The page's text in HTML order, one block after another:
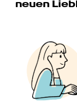
neuen